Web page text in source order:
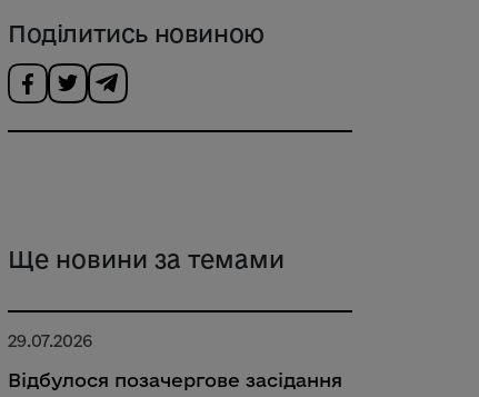
Поділитись новиною
Ще новини за темами
29.07.2026
Відбулося позачергове засідання